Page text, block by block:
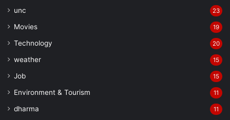
unc 23
Movies 19
Technology 20
weather 15
Job 15
Environment & Tourism 11
dharma 11